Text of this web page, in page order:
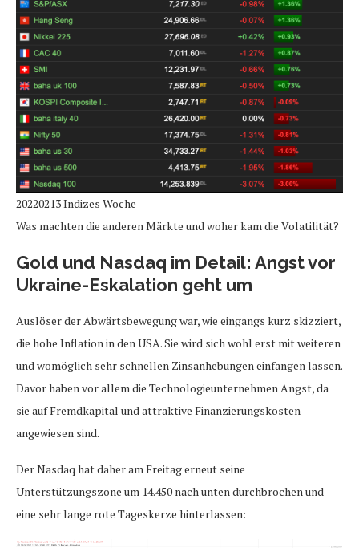
20220213 Indizes Woche
Was machten die anderen Märkte und woher kam die Volatilität?
Gold und Nasdaq im Detail: Angst vor
Ukraine-Eskalation geht um
Auslöser der Abwärtsbewegung war, wie eingangs kurz skizziert,
die hohe Inflation in den USA. Sie wird sich wohl erst mit weiteren
und womöglich sehr schnellen Zinsanhebungen einfangen lassen.
Davor haben vor allem die Technologieunternehmen Angst, da
sie auf Fremdkapital und attraktive Finanzierungskosten
angewiesen sind.
Der Nasdaq hat daher am Freitag erneut seine
Unterstützungszone um 14.450 nach unten durchbrochen und
eine sehr lange rote Tageskerze hinterlassen: